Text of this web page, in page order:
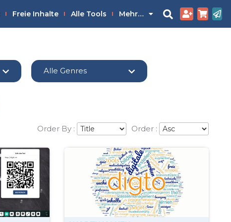
Freie Inhalte Alle Tools Mehr…
Alle Genres
Order By : Order :